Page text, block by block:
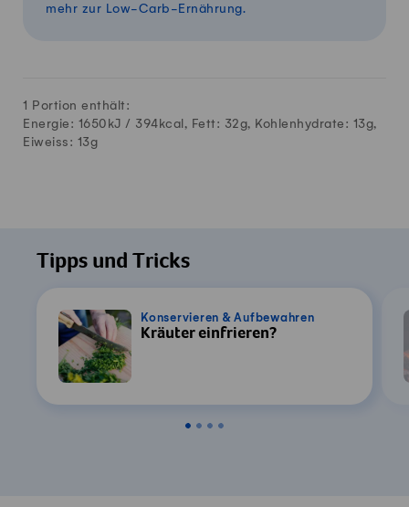
mehr zur Low-Carb-Ernährung.
1 Portion enthält:
Energie: 1650kJ / 394 kcal, Fett: 32g, Kohlenhydrate: 13g,
Eiweiss: 13g
Tipps und Tricks
Konservieren & Aufbewahren
Kräuter einfrieren?